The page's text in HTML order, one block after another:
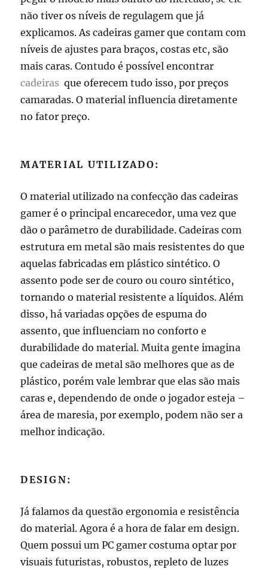
não tiver os níveis de regulagem que já
explicamos. As cadeiras gamer que contam com
níveis de ajustes para braços, costas etc, são
mais caras. Contudo é possível encontrar
cadeirasque oferecem tudo isso, por preços
camaradas. O material influencia diretamente
no fator preço.
MATERIAL UTILIZADO:
O material utilizado na confecção das cadeiras
gamer é o principal encarecedor, uma vez que
dão o parâmetro de durabilidade. Cadeiras com
estrutura em metal são mais resistentes do que
aquelas fabricadas em plástico sintético. O
assento pode ser de couro ou couro sintético,
tornando o material resistente a líquidos. Além
disso, há variadas opções de espuma do
assento, que influenciam no conforto e
durabilidade do material. Muita gente imagina
que cadeiras de metal são melhores que as de
plástico, porém vale lembrar que elas são mais
caras e, dependendo de onde o jogador esteja –
área de maresia, por exemplo, podem não ser a
melhor indicação.
DESIGN:
Já falamos da questão ergonomia e resistência
do material. Agora é a hora de falar em design.
Quem possui um PC gamer costuma optar por
visuais futuristas, robustos, repleto de luzes